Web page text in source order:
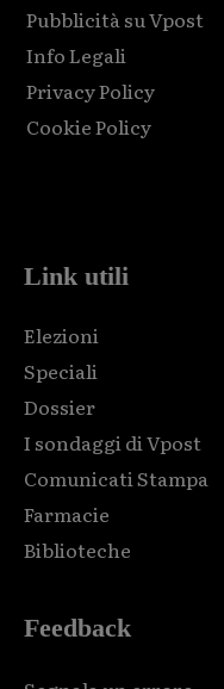
Pubblicità su Vpost
Info Legali
Privacy Policy
Cookie Policy
Link utili
Elezioni
Speciali
Dossier
I sondaggi di Vpost
Comunicati Stampa
Farmacie
Biblioteche
Feedback